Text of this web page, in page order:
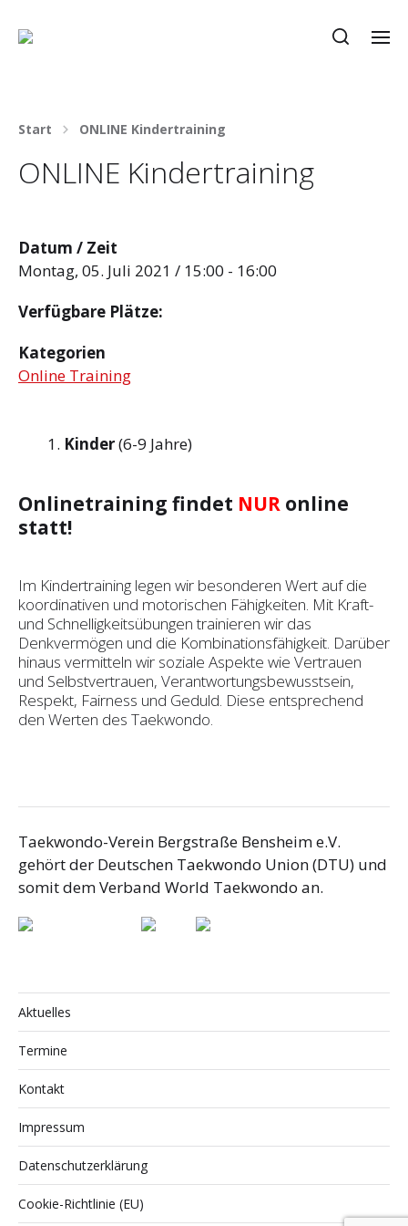
Start ONLINE Kindertraining
ONLINE Kindertraining
Datum / Zeit
Montag, 05. Juli 2021 / 15:00 - 16:00
Verfügbare Plätze:
Kategorien
Online Training
Kinder(6-9 Jahre)
Onlinetraining findet NUR online
statt!
Im Kindertraining legen wir besonderen Wert auf die
koordinativen und motorischen Fähigkeiten. Mit Kraft-
und Schnelligkeitsübungen trainieren wir das
Denkvermögen und die Kombinationsfähigkeit. Darüber
hinaus vermitteln wir soziale Aspekte wie Vertrauen
und Selbst­vertrauen, Verantwortungsbewusstsein,
Respekt, Fairness und Geduld. Diese entsprechend
den Werten des Taekwondo.
Taekwondo-Verein Bergstraße Bensheim e.V.
gehört der Deutschen Taekwondo Union (DTU) und
somit dem Verband World Taekwondo an.
Aktuelles
Termine
Kontakt
Impressum
Datenschutzerklärung
Cookie-Richtlinie (EU)